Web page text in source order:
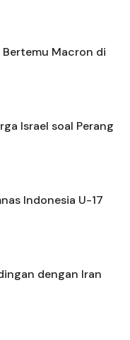
Bertemu Macron di
Israel soal Perang
Indonesia U-17
dengan Iran